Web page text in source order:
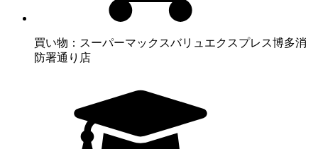
買い物：スーパーマックスバリュエクスプレス博多消
防署通り店